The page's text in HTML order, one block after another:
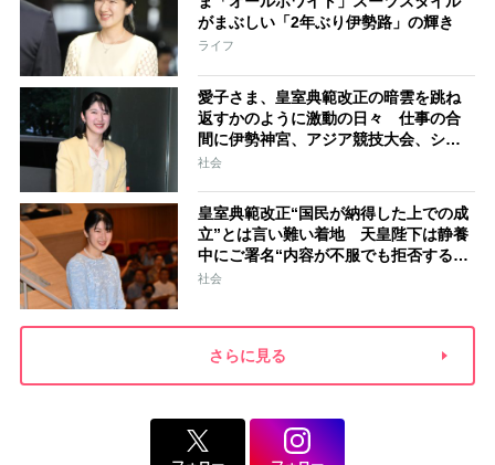
がまぶしい「2年ぶり伊勢路」の輝き
ライフ
愛子さま、皇室典範改正の暗雲を跳ね
返すかのように激動の日々 仕事の合
間に伊勢神宮、アジア競技大会、シン
ガポール…スケジュールはびっしり
社会
皇室典範改正“国民が納得した上での成
立”とは言い難い着地 天皇陛下は静養
中にご署名“内容が不服でも拒否するこ
とはできない” 米大手紙は男系男子に
社会
さらに見る